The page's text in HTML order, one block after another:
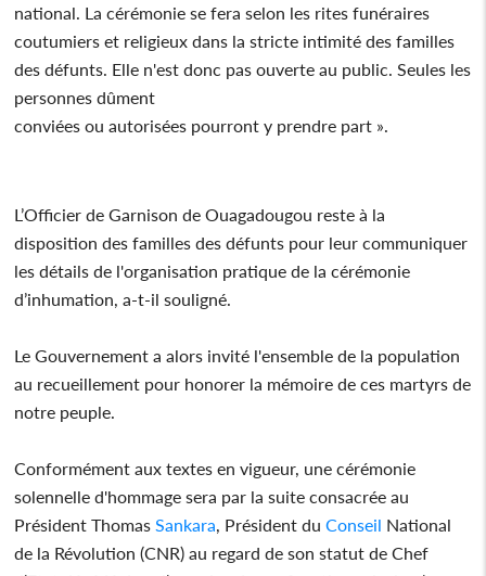
national. La cérémonie se fera selon les rites funéraires
coutumiers et religieux dans la stricte intimité des familles
des défunts. Elle n'est donc pas ouverte au public. Seules les
personnes dûment
conviées ou autorisées pourront y prendre part ».
L’Officier de Garnison de Ouagadougou reste à la
disposition des familles des défunts pour leur communiquer
les détails de l'organisation pratique de la cérémonie
d’inhumation, a-t-il souligné.
Le Gouvernement a alors invité l'ensemble de la population
au recueillement pour honorer la mémoire de ces martyrs de
notre peuple.
Conformément aux textes en vigueur, une cérémonie
solennelle d'hommage sera par la suite consacrée au
Président ThomasSankara, Président duConseil National
de la Révolution (CNR) au regard de son statut de Chef